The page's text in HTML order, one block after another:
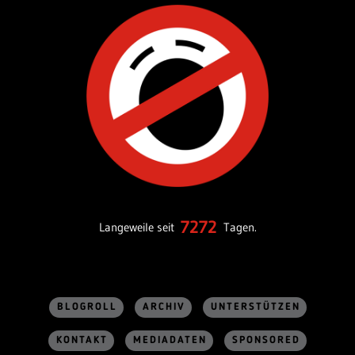
Langeweile seit 7272 Tagen.
BLOGROLL ARCHIV UNTERSTÜTZEN
KONTAKT MEDIADATEN SPONSORED